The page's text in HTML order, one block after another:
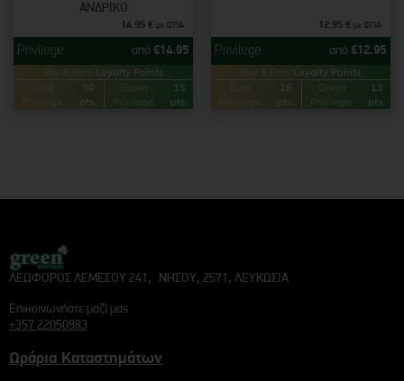
ΑΝΔΡΙΚΌ
14.95 € με ΦΠΑ
από €14.95
Buy & Earn Loyalty Points
Gold
Privilege:
30
pts.
Green
Privilege:
15
pts.
12.95 € με ΦΠΑ
από €12.95
Buy & Earn Loyalty Points
Gold
Privilege:
26
pts.
Green
Privilege:
13
pts.
ΛΕΩΦΟΡΟΣ ΛΕΜΕΣΟΥ 241, ΝΗΣΟΥ, 2571, ΛΕΥΚΩΣΙΑ
Επικοινωνήστε μαζί μας
+357 22050983
Ωράρια Καταστημάτων